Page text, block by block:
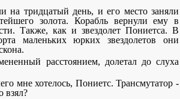
на тридцатый день, и его место заняли
золота. Корабль вернули ему в
Также, как и звездолет Пониетса. В
маленьких юрких звездолетов они
расстоянием, долетал до слуха
мне хотелось, Пониетс. Трансмутатор -
взял?